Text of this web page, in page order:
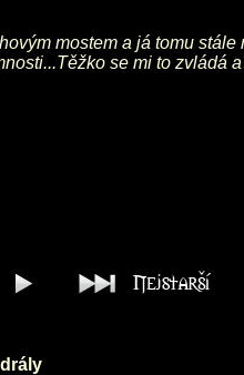
mostem a já tomu
se mi to zvládá